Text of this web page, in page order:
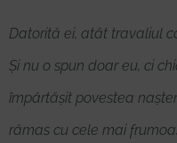
Datorită ei, atât travaliul
Și nu o spun doar eu, ci
împărtășit povestea
rămas cu cele mai